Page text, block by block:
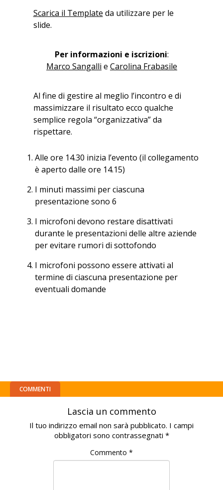
Scarica il Template da utilizzare per le
slide.
Per informazioni e iscrizioni:
Marco Sangalli e Carolina Frabasile
Al fine di gestire al meglio l’incontro e di
massimizzare il risultato ecco qualche
semplice regola “organizzativa” da
rispettare.
Alle ore 14.30 inizia l’evento (il collegamento
è aperto dalle ore 14.15)
I minuti massimi per ciascuna
presentazione sono 6
I microfoni devono restare disattivati
durante le presentazioni delle altre aziende
per evitare rumori di sottofondo
I microfoni possono essere attivati al
termine di ciascuna presentazione per
eventuali domande
COMMENTI
Lascia un commento
Il tuo indirizzo email non sarà pubblicato. I campi
obbligatori sono contrassegnati *
Commento *